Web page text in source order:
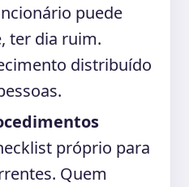
puede
ter dia ruim.
distribuído
próprio para
Quem